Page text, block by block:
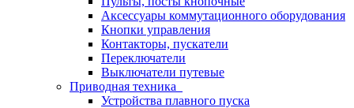
Аксессуары коммутационного оборудования
Кнопки управления
Контакторы, пускатели
Переключатели
Выключатели путевые
Приводная техника
Устройства плавного пуска